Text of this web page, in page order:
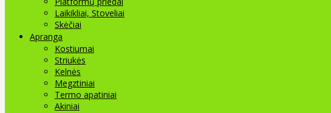
Laikikliai, Stoveliai
Skėčiai
Apranga
Kostiumai
Striukės
Kelnės
Megztiniai
Termo apatiniai
Akiniai